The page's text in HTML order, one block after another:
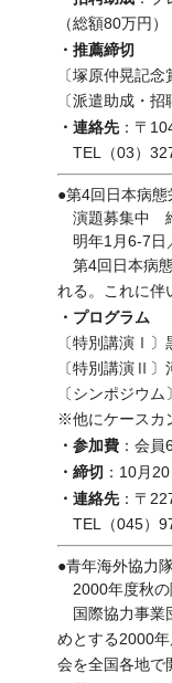
（総額80万円）
・推薦締切
〔塚原仲晃記
〔派遣助成・
・連絡先：〒
TEL（03）
●第4回日本病態
演題募集中
明年1月6-7日
第4回日本病
れる。これに伴
・プログラム
〔特別講演Ⅰ〕
〔特別講演Ⅱ〕
〔シンポジウ
※他にケースカ
・参加費 ：会
・締切 ：10月
・連絡先：〒
TEL（045）
●青年海外協力
2000年度秋の
国際協力事業
めとする2000
会を全国各地で